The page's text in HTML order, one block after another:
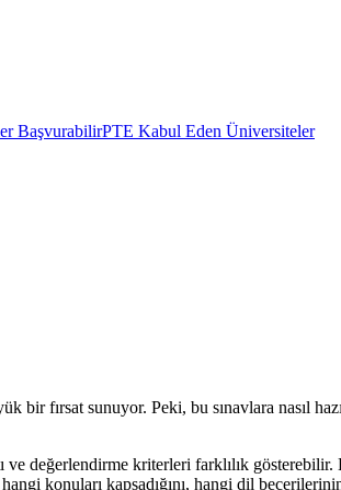
BaşvurabilirPTE Kabul Eden Üniversiteler
bir fırsat sunuyor. Peki, bu sınavlara nasıl
ve değerlendirme kriterleri farklılık
konuları kapsadığını, hangi dil